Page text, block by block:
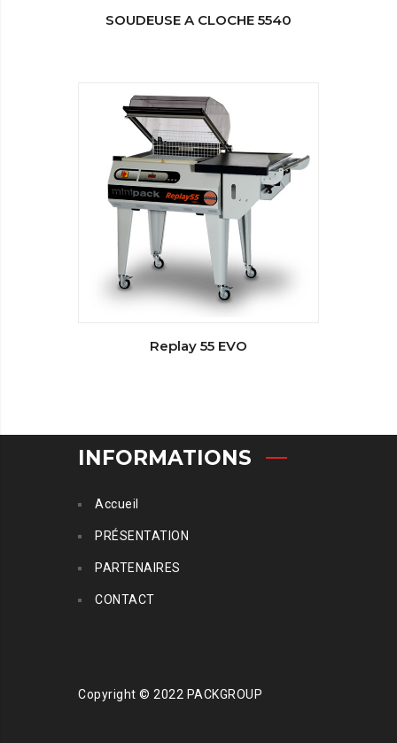
SOUDEUSE A CLOCHE 5540
Replay 55 EVO
INFORMATIONS
Accueil
PRÉSENTATION
PARTENAIRES
CONTACT
Copyright © 2022 PACKGROUP